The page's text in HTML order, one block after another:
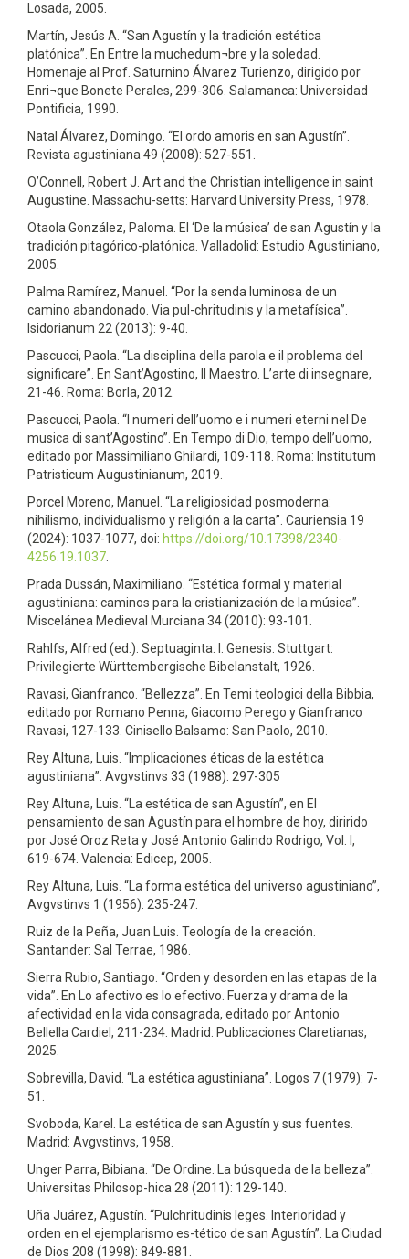
Losada, 2005.
Martín, Jesús A. “San Agustín y la tradición estética
platónica”. En Entre la muchedum¬bre y la soledad.
Homenaje al Prof. Saturnino Álvarez Turienzo, dirigido por
Enri¬que Bonete Perales, 299-306. Salamanca: Universidad
Pontificia, 1990.
Natal Álvarez, Domingo. “El ordo amoris en san Agustín”.
Revista agustiniana 49 (2008): 527-551.
O’Connell, Robert J. Art and the Christian intelligence in saint
Augustine. Massachu-setts: Harvard University Press, 1978.
Otaola González, Paloma. El ‘De la música’ de san Agustín y la
tradición pitagórico-platónica. Valladolid: Estudio Agustiniano,
2005.
Palma Ramírez, Manuel. “Por la senda luminosa de un
camino abandonado. Via pul-chritudinis y la metafísica”.
Isidorianum 22 (2013): 9-40.
Pascucci, Paola. “La disciplina della parola e il problema del
significare”. En Sant’Agostino, Il Maestro. L’arte di insegnare,
21-46. Roma: Borla, 2012.
Pascucci, Paola. “I numeri dell’uomo e i numeri eterni nel De
musica di sant’Agostino”. En Tempo di Dio, tempo dell’uomo,
editado por Massimiliano Ghilardi, 109-118. Roma: Institutum
Patristicum Augustinianum, 2019.
Porcel Moreno, Manuel. “La religiosidad posmoderna:
nihilismo, individualismo y religión a la carta”. Cauriensia 19
(2024): 1037-1077, doi: https://doi.org/10.17398/2340-
4256.19.1037
Prada Dussán, Maximiliano. “Estética formal y material
agustiniana: caminos para la cristianización de la música”.
Miscelánea Medieval Murciana 34 (2010): 93-101.
Rahlfs, Alfred (ed.). Septuaginta. I. Genesis. Stuttgart:
Privilegierte Württembergische Bibelanstalt, 1926.
Ravasi, Gianfranco. “Bellezza”. En Temi teologici della Bibbia,
editado por Romano Penna, Giacomo Perego y Gianfranco
Ravasi, 127-133. Cinisello Balsamo: San Paolo, 2010.
Rey Altuna, Luis. “Implicaciones éticas de la estética
agustiniana”. Avgvstinvs 33 (1988): 297-305
Rey Altuna, Luis. “La estética de san Agustín”, en El
pensamiento de san Agustín para el hombre de hoy, dirirido
por José Oroz Reta y José Antonio Galindo Rodrigo, Vol. I,
619-674. Valencia: Edicep, 2005.
Rey Altuna, Luis. “La forma estética del universo agustiniano”,
Avgvstinvs 1 (1956): 235-247.
Ruiz de la Peña, Juan Luis. Teología de la creación.
Santander: Sal Terrae, 1986.
Sierra Rubio, Santiago. “Orden y desorden en las etapas de la
vida”. En Lo afectivo es lo efectivo. Fuerza y drama de la
afectividad en la vida consagrada, editado por Antonio
Bellella Cardiel, 211-234. Madrid: Publicaciones Claretianas,
2025.
Sobrevilla, David. “La estética agustiniana”. Logos 7 (1979): 7-
51.
Svoboda, Karel. La estética de san Agustín y sus fuentes.
Madrid: Avgvstinvs, 1958.
Unger Parra, Bibiana. “De Ordine. La búsqueda de la belleza”.
Universitas Philosop-hica 28 (2011): 129-140.
Uña Juárez, Agustín. “Pulchritudinis leges. Interioridad y
orden en el ejemplarismo es-tético de san Agustín”. La Ciudad
de Dios 208 (1998): 849-881.